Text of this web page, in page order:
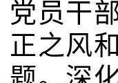
党员干
正之风